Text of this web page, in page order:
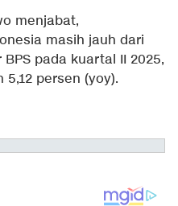
menjabat,
masih jauh dari
pada kuartal II 2025,
persen (yoy).